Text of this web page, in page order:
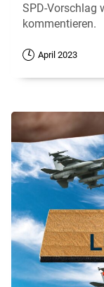
SPD-Vorschlag
kommentieren.
April 2023